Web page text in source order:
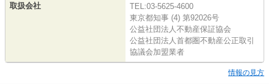
取扱会社
TEL:03-5625-4600
東京都知事 (4) 第92026号
公益社団法人不動産保証協会
公益社団法人首都圏不動産公正取引
協議会加盟業者
情報の見方